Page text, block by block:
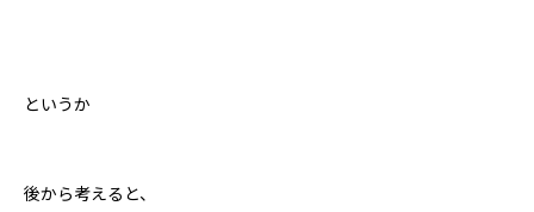
というか
後から考えると、